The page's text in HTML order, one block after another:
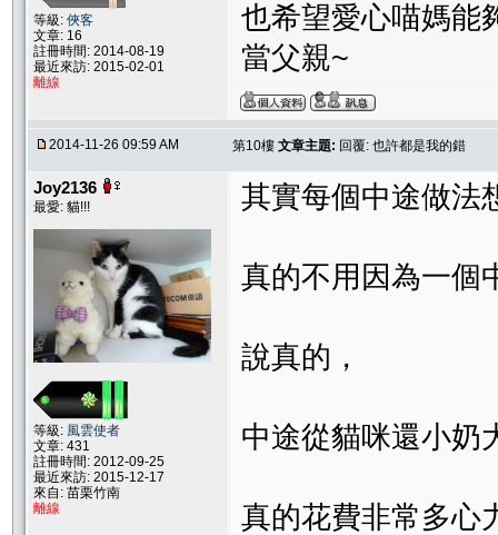
等級: 俠客
文章: 16
註冊時間: 2014-08-19
最近來訪: 2015-02-01
離線
也希望愛心喵媽能
當父親~
2014-11-26 09:59 AM 第10樓 文章主題: 回覆: 也許都是我的錯
Joy2136
最愛: 貓!!!
等級: 風雲使者
文章: 431
註冊時間: 2012-09-25
最近來訪: 2015-12-17
來自: 苗栗竹南
離線
其實每個中途做法
真的不用因為一個
說真的，
中途從貓咪還小奶
真的花費非常多心